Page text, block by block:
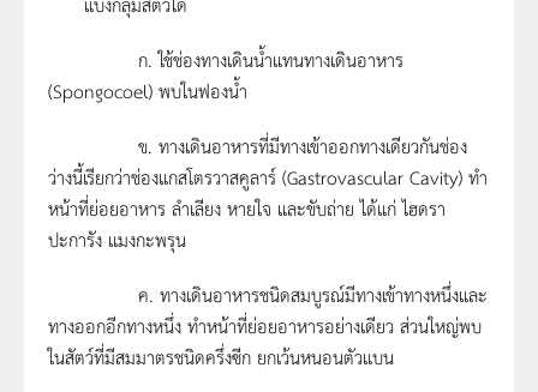
ก. ใช้ช่องทางเดินน้ำแทนทางเดินอาหาร
(Spongocoel) พบในฟองน้ำ
ข. ทางเดินอาหารที่มีทางเข้าออกทางเดียวกันช่อง
ว่างนี้เรียกว่าช่องแกสโตรวาสคูลาร์ (Gastrovascular Cavity) ทำ
หน้าที่ย่อยอาหาร ลำเลียง หายใจ และขับถ่าย ได้แก่ ไฮดรา
ปะการัง แมงกะพรุน
ค. ทางเดินอาหารชนิดสมบูรณ์มีทางเข้าทางหนึ่งและ
ทางออกอีกทางหนึ่ง ทำหน้าที่ย่อยอาหารอย่างเดียว ส่วนใหญ่พบ
ในสัตว์ที่มีสมมาตรชนิดครึ่งซีก ยกเว้นหนอนตัวแบน